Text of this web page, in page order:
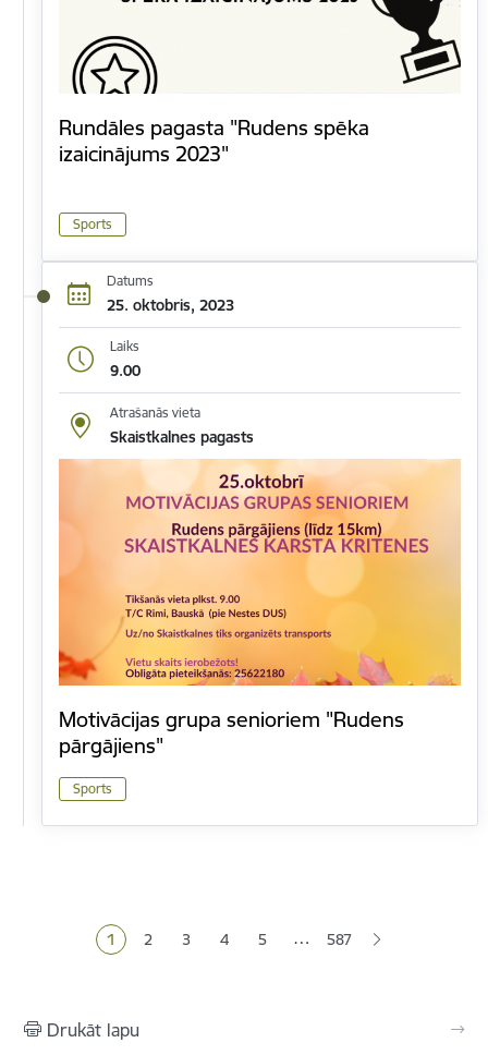
Rundāles pagasta "Rudens spēka
izaicinājums 2023"
Sports
Datums
25. oktobris, 2023
Laiks
9.00
Atrašanās vieta
Skaistkalnes pagasts
Motivācijas grupa senioriem "Rudens
pārgājiens"
Sports
Pašreizējā lapa
1 Lapa
2 Lapa
3 Lapa
4 Lapa
5 … 587
Drukāt lapu